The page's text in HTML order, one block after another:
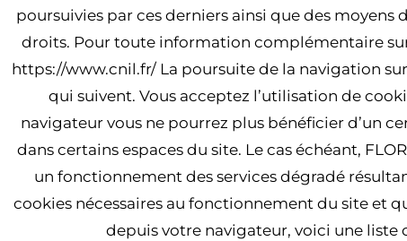
poursuivies par ces derniers ainsi que des moyens
droits. Pour toute information complémentaire
https://www.cnil.fr/ La poursuite de la navigation
qui suivent. Vous acceptez l’utilisation de
navigateur vous ne pourrez plus bénéficier d’un
dans certains espaces du site. Le cas échéant,
un fonctionnement des services dégradé
cookies nécessaires au fonctionnement du site et
depuis votre navigateur, voici une liste